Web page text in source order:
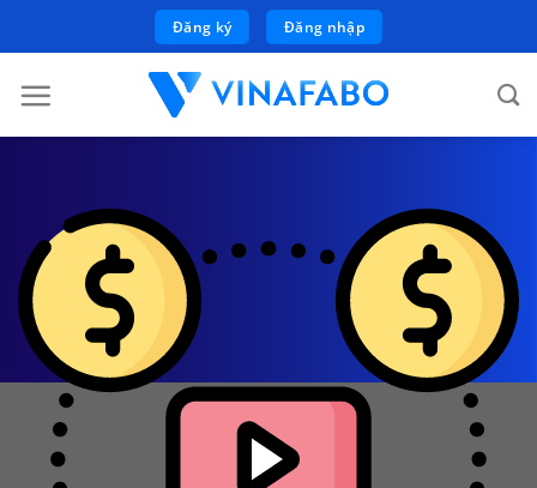
qua
nội
Đăng ký Đăng nhập